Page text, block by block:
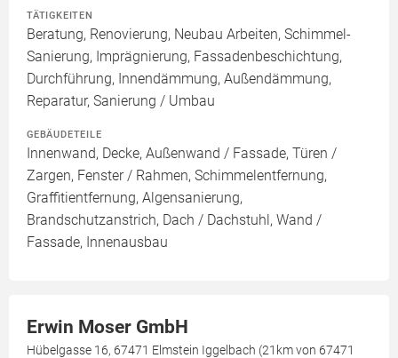
TÄTIGKEITEN
Beratung, Renovierung, Neubau Arbeiten, Schimmel-
Sanierung, Imprägnierung, Fassadenbeschichtung,
Durchführung, Innendämmung, Außendämmung,
Reparatur, Sanierung / Umbau
GEBÄUDETEILE
Innenwand, Decke, Außenwand / Fassade, Türen /
Zargen, Fenster / Rahmen, Schimmelentfernung,
Graffitientfernung, Algensanierung,
Brandschutzanstrich, Dach / Dachstuhl, Wand /
Fassade, Innenausbau
Erwin Moser GmbH
Hübelgasse 16, 67471 Elmstein Iggelbach (21km von 67471